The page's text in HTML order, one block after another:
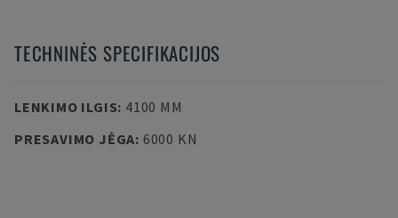
TECHNINĖS SPECIFIKACIJOS
LENKIMO ILGIS: 4100 MM
PRESAVIMO JĖGA: 6000 KN